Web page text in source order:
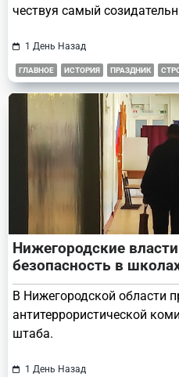
чествуя самый
1 День Назад
ГЛАВНОЕ ИСТОРИЯ ПРАЗДНИК
Нижегородские
безопасность в
В Нижегородской области
антитеррористической
штаба.
1 День Назад